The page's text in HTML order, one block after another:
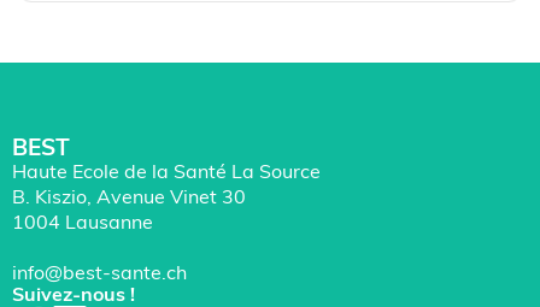
BEST
Haute Ecole de la Santé La Source
B. Kiszio, Avenue Vinet 30
1004 Lausanne
info@best-sante.ch
Suivez-nous !